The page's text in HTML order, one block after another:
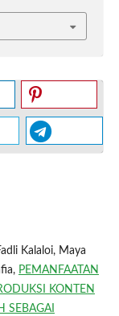
Kalaloi, Maya
PEMANFAATAN
KONTEN
SEBAGAI